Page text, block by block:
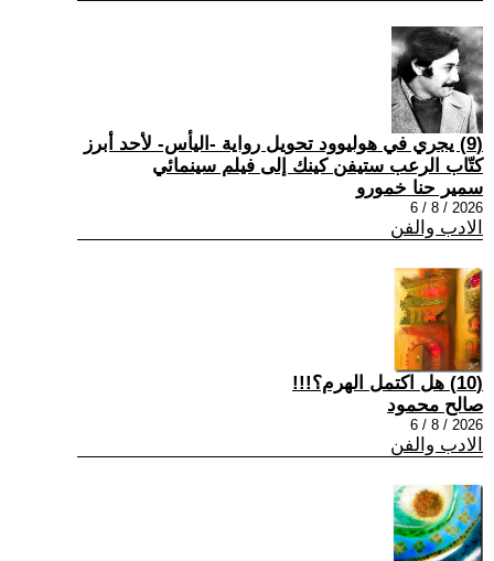
(9) يجري في هوليوود تحويل رواية -اليأس- لأحد أبرز
كتّاب الرعب ستيفن كينك إلى فيلم سينمائي
سمير حنا خمورو
2026 / 8 / 6
الادب والفن
(10) هل اكتمل الهرم؟!!!
صالح محمود
2026 / 8 / 6
الادب والفن